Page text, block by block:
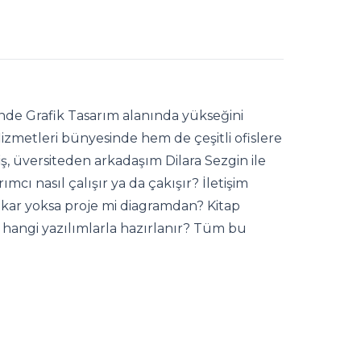
Grafik Tasarım alanında yükseğini
bünyesinde hem de çeşitli ofislere
üversiteden arkadaşım Dilara Sezgin ile
nasıl çalışır ya da çakışır? İletişim
yoksa proje mi diagramdan? Kitap
yazılımlarla hazırlanır? Tüm bu